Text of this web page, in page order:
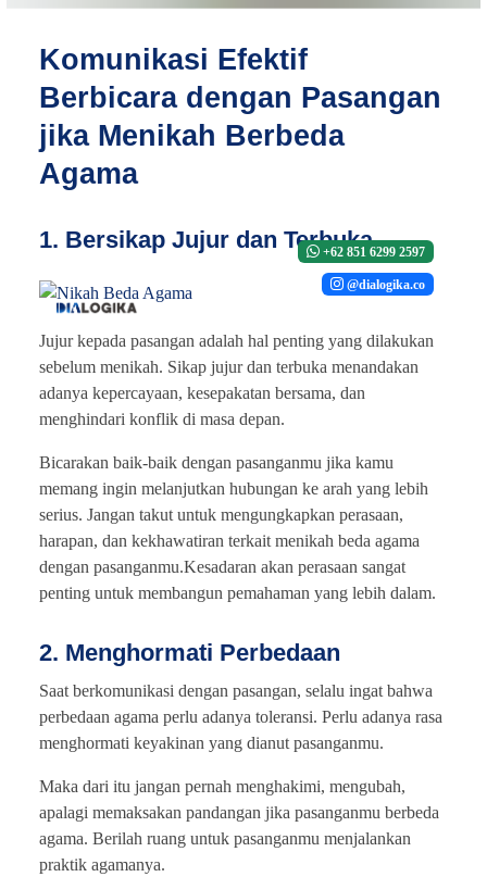
Komunikasi Efektif
Berbicara dengan Pasangan
jika Menikah Berbeda
Agama
1. Bersikap Jujur dan Terbuka+62 851 6299 2597
@dialogika.co
Jujur kepada pasangan adalah hal penting yang dilakukan
sebelum menikah. Sikap jujur dan terbuka menandakan
adanya kepercayaan, kesepakatan bersama, dan
menghindari konflik di masa depan.
Bicarakan baik-baik dengan pasanganmu jika kamu
memang ingin melanjutkan hubungan ke arah yang lebih
serius. Jangan takut untuk mengungkapkan perasaan,
harapan, dan kekhawatiran terkait menikah beda agama
dengan pasanganmu.Kesadaran akan perasaan sangat
penting untuk membangun pemahaman yang lebih dalam.
2. Menghormati Perbedaan
Saat berkomunikasi dengan pasangan, selalu ingat bahwa
perbedaan agama perlu adanya toleransi. Perlu adanya rasa
menghormati keyakinan yang dianut pasanganmu.
Maka dari itu jangan pernah menghakimi, mengubah,
apalagi memaksakan pandangan jika pasanganmu berbeda
agama. Berilah ruang untuk pasanganmu menjalankan
praktik agamanya.